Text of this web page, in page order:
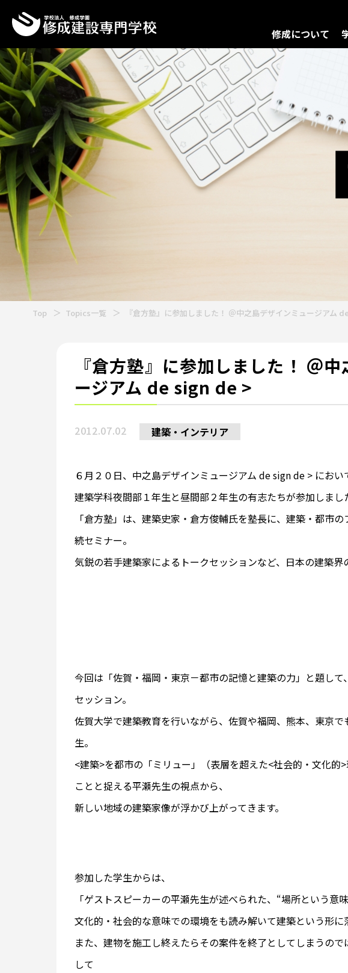
修成について
Top Topics一覧 『倉方塾』に参加しました！ ＠中之島デザインミュージアム
『倉方塾』に参加しました！ ＠
ージアム de sign de >
2012.07.02 建築・インテリア
６月２０日、中之島デザインミュージアム de sign de > におい
建築学科夜間部１年生と昼間部２年生の有志たちが参加しまし
「倉方塾」は、建築史家・倉方俊輔氏を塾長に、建築・都市
続セミナー。
気鋭の若手建築家によるトークセッションなど、日本の建築界
今回は「佐賀・福岡・東京－都市の記憶と建築の力」と題し
セッション。
佐賀大学で建築教育を行いながら、佐賀や福岡、熊本、東京
生。
<建築>を都市の「ミリュー」（表層を超えた<社会的・文化的
ことと捉える平瀬先生の視点から、
新しい地域の建築家像が浮かび上がってきます。
参加した学生からは、
「ゲストスピーカーの平瀬先生が述べられた、“場所という意
文化的・社会的な意味での環境をも読み解いて建築という形に
また、建物を施工し終えたらその案件を終了としてしまうの
して